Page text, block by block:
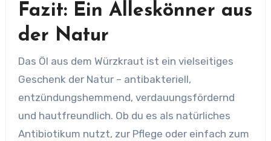
Fazit: Ein Alleskönner aus
der Natur
Das Öl aus dem Würzkraut ist ein vielseitiges
Geschenk der Natur – antibakteriell,
entzündungshemmend, verdauungsfördernd
und hautfreundlich. Ob du es als natürliches
Antibiotikum nutzt, zur Pflege oder einfach zum